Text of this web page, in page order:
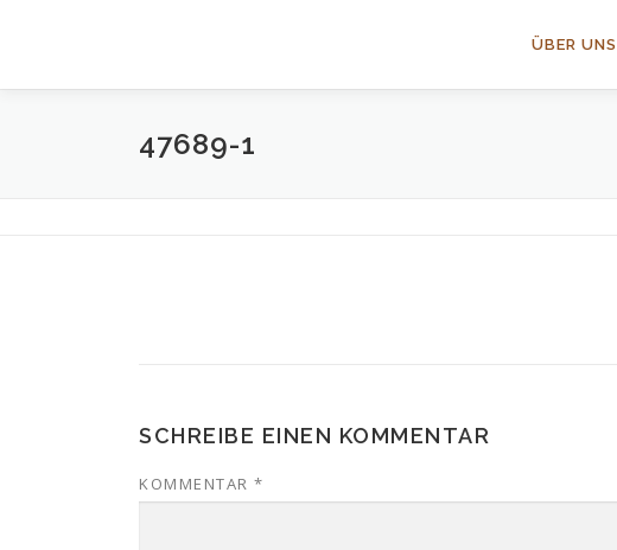
ÜBER UNS
47689-1
SCHREIBE EINEN KOMMENTAR
KOMMENTAR *